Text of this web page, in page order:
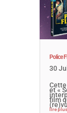
Police
30
et «
film
lire plus